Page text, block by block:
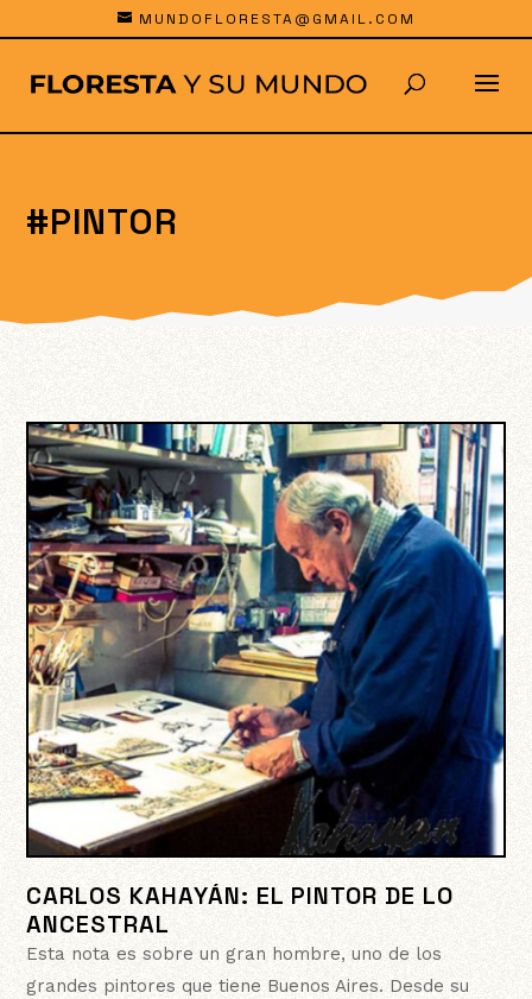
MUNDOFLORESTA@GMAIL.COM
#PINTOR
CARLOS KAHAYÁN: EL PINTOR DE LO
ANCESTRAL
Esta nota es sobre un gran hombre, uno de los
grandes pintores que tiene Buenos Aires. Desde su